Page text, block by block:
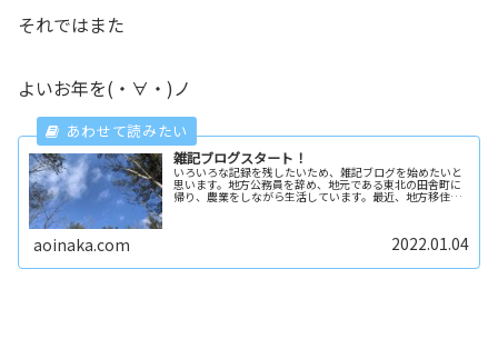
それではまた
よいお年を(・∀・)ノ
雑記ブログスタート！
いろいろな記録を残したいため、雑記ブログを始めたいと
思います。地方公務員を辞め、地元である東北の田舎町に
帰り、農業をしながら生活しています。最近、地方移住が
aoinaka.com 2022.01.04